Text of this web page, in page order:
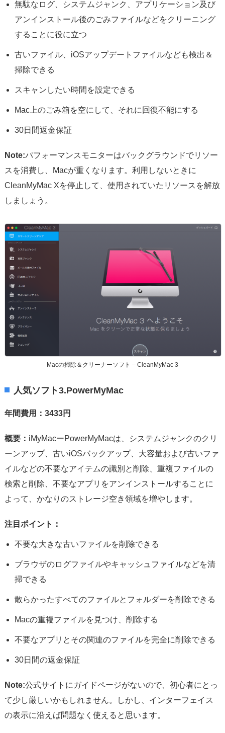
無駄なログ、システムジャンク、アプリケーション及び
アンインストール後のごみファイルなどをクリーニング
することに役に立つ
古いファイル、iOSアップデートファイルなども検出＆
掃除できる
スキャンしたい時間を設定できる
Mac上のごみ箱を空にして、それに回復不能にする
30日間返金保証
Note:パフォーマンスモニターはバックグラウンドでリソー
スを消費し、Macが重くなります。利用しないときに
CleanMyMac Xを停止して、使用されていたリソースを解放
しましょう。
Macの掃除＆クリーナーソフト – CleanMyMac 3
人気ソフト3.PowerMyMac
年間費用：3433円
概要： iMyMacーPowerMyMacは、システムジャンクのクリ
ーンアップ、古いiOSバックアップ、大容量および古いファ
イルなどの不要なアイテムの識別と削除、重複ファイルの
検索と削除、不要なアプリをアンインストールすることに
よって、かなりのストレージ空き領域を増やします。
注目ポイント：
不要な大きな古いファイルを削除できる
ブラウザのログファイルやキャッシュファイルなどを清
掃できる
散らかったすべてのファイルとフォルダーを削除できる
Macの重複ファイルを見つけ、削除する
不要なアプリとその関連のファイルを完全に削除できる
30日間の返金保証
Note:公式サイトにガイドページがないので、初心者にとっ
て少し厳しいかもしれません。しかし、インターフェイス
の表示に沿えば問題なく使えると思います。